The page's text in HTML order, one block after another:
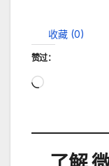
收藏 (0)
赞过：
正
载…